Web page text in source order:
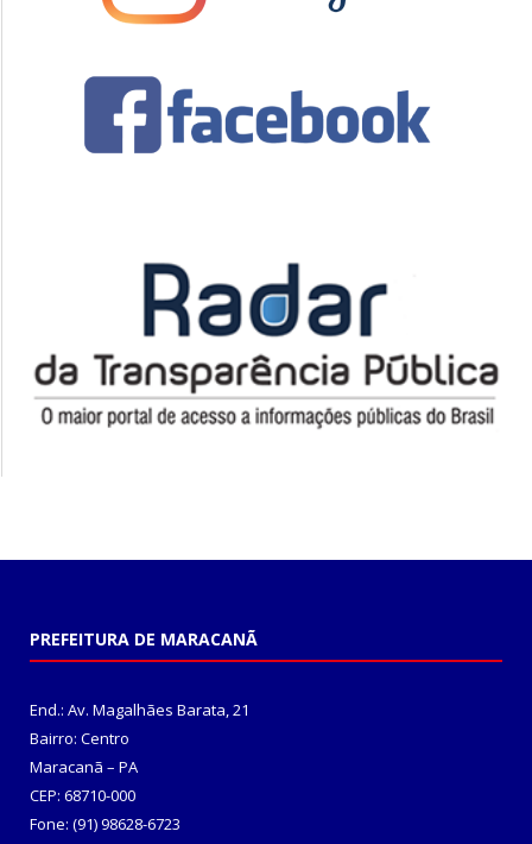
PREFEITURA DE MARACANÃ
End.: Av. Magalhães Barata, 21
Bairro: Centro
Maracanã – PA
CEP: 68710-000
Fone: (91) 98628-6723